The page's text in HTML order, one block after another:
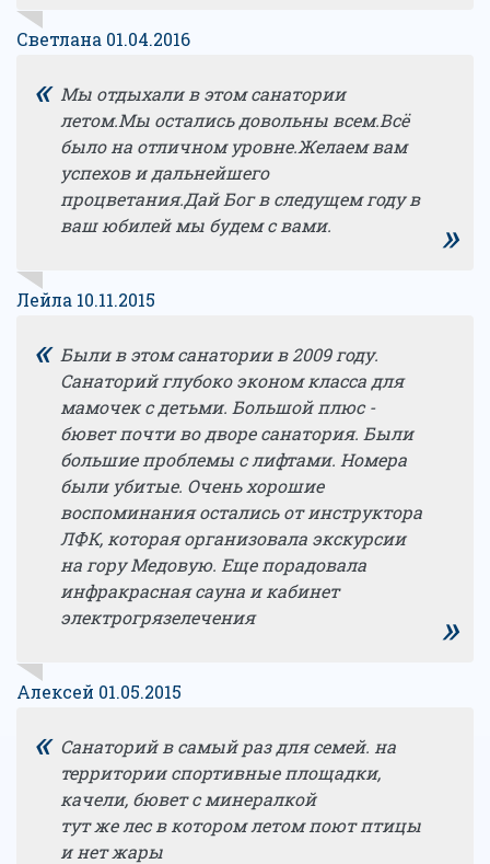
Светлана 01.04.2016
« Мы отдыхали в этом санатории
летом.Мы остались довольны всем.Всё
было на отличном уровне.Желаем вам
успехов и дальнейшего
процветания.Дай Бог в следущем году в
ваш юбилей мы будем с вами.
»
Лейла 10.11.2015
« Были в этом санатории в 2009 году.
Санаторий глубоко эконом класса для
мамочек с детьми. Большой плюс -
бювет почти во дворе санатория. Были
большие проблемы с лифтами. Номера
были убитые. Очень хорошие
воспоминания остались от инструктора
ЛФК, которая организовала экскурсии
на гору Медовую. Еще порадовала
инфракрасная сауна и кабинет
электрогрязелечения
»
Алексей 01.05.2015
« Санаторий в самый раз для семей. на
территории спортивные площадки,
качели, бювет с минералкой
тут же лес в котором летом поют птицы
и нет жары